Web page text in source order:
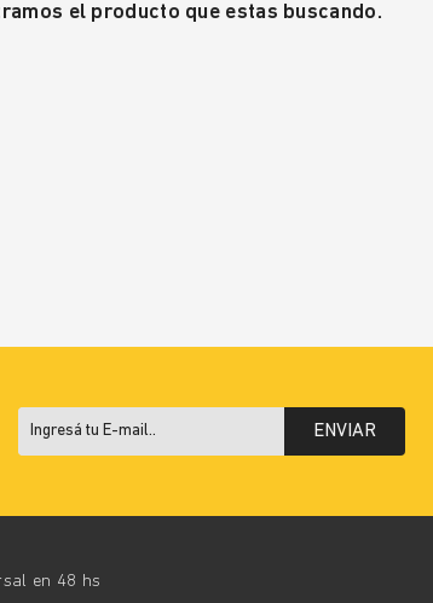
el producto que estas buscando.
ENVIAR
en 48 hs